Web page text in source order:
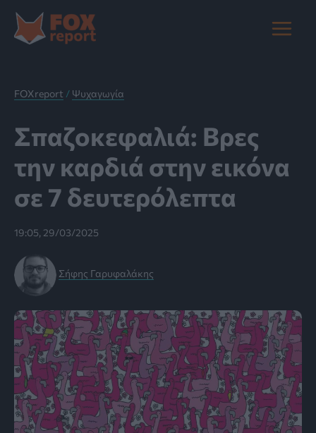
στο
περιεχόμενο
Main
FOXreport / Ψυχαγωγία
Σπαζοκεφαλιά: Βρες
την καρδιά στην εικόνα
σε 7 δευτερόλεπτα
19:05, 29/03/2025
Σήφης Γαρυφαλάκης